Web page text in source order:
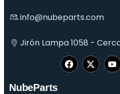
info@nubeparts.com
Jirón Lampa 1058 -
NubeParts